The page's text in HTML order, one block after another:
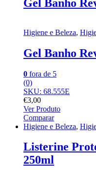
Gel Banho
Higiene e Beleza,
Gel Banho
0 fora de 5
(0)
SKU: 68.555E
€3,00
Ver Produto
Comparar
Higiene e Beleza,
Listerine
250ml